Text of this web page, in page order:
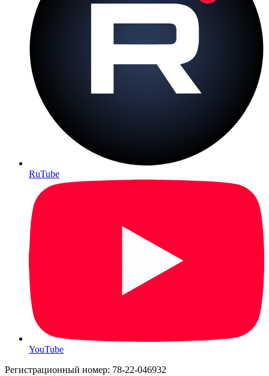
RuTube
YouTube
Регистрационный номер: 78-22-046932